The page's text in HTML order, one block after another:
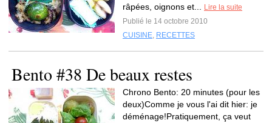
râpées, oignons et...
Lire la suite
Publié le 14 octobre 2010
CUISINE, RECETTES
Bento #38 De beaux restes
Chrono Bento: 20 minutes (pour les
deux)Comme je vous l'ai dit hier: je
déménage!Pratiquement, ça veut